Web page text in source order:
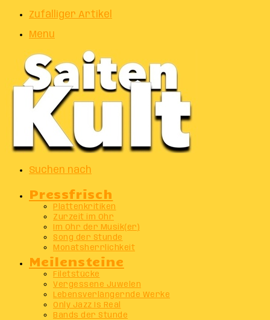
Zufälliger Artikel
Menu
Suchen nach
Pressfrisch
Plattenkritiken
Zurzeit im Ohr
Im Ohr der Musik(er)
Song der Stunde
Monatsherrlichkeit
Meilensteine
Filetstücke
Vergessene Juwelen
Lebensverlängernde Werke
Only Jazz Is Real
Bands der Stunde